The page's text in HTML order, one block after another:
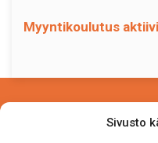
Sivusto
Myyntikoulutus